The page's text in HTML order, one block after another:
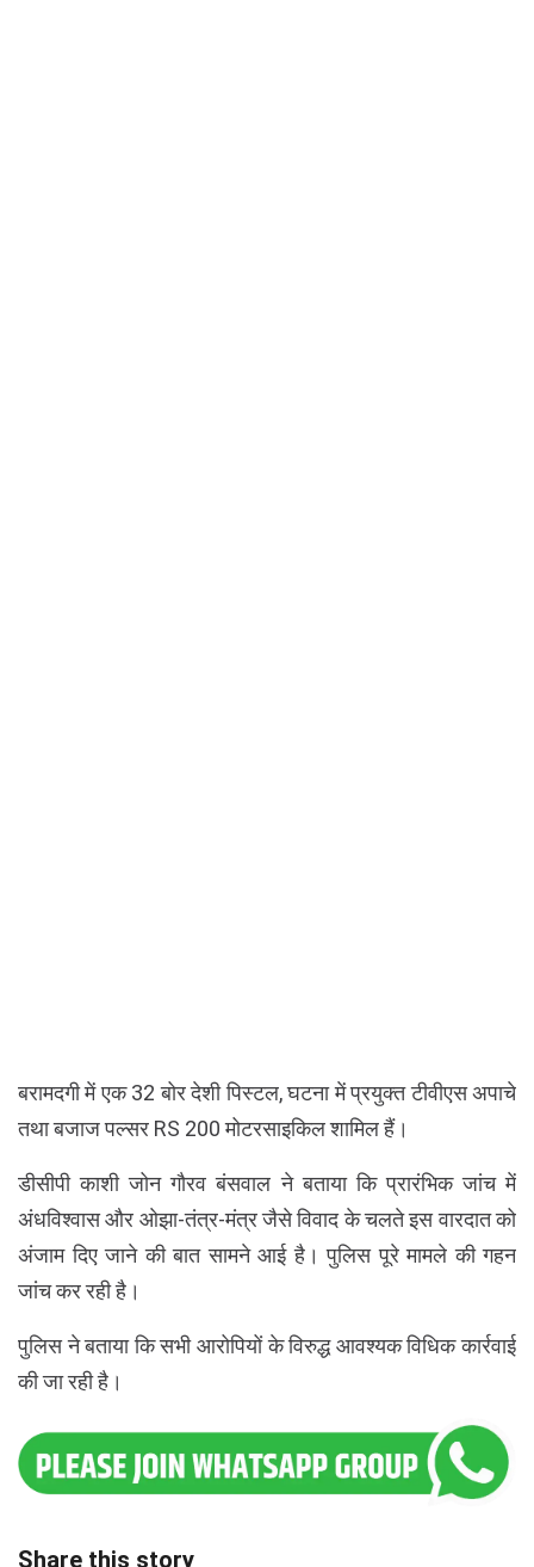
बरामदगी में एक 32 बोर देशी पिस्टल, घटना में प्रयुक्त टीवीएस अपाचे
तथा बजाज पल्सर RS 200 मोटरसाइकिल शामिल हैं।
डीसीपी काशी जोन गौरव बंसवाल ने बताया कि प्रारंभिक जांच में
अंधविश्वास और ओझा-तंत्र-मंत्र जैसे विवाद के चलते इस वारदात को
अंजाम दिए जाने की बात सामने आई है। पुलिस पूरे मामले की गहन
जांच कर रही है।
पुलिस ने बताया कि सभी आरोपियों के विरुद्ध आवश्यक विधिक कार्रवाई
की जा रही है।
Share this story